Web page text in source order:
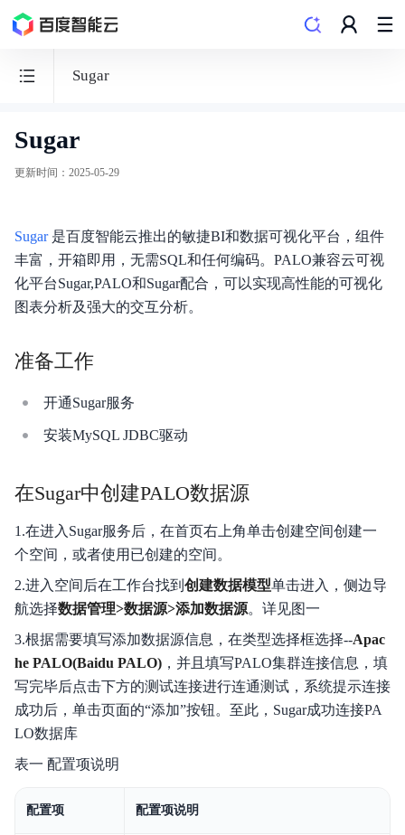
Sugar
数
据
PALO
产品定价
操作手册
开发指南
服务等级协议SLA
SQL手册
Palo for PostgreSQL
Sugar
更新时间 ： 2025-05-29
Sugar是百度智能云推出的敏捷BI和数据可视化平台，组件
丰富，开箱即用，无需SQL和任何编码。PALO兼容云可视
化平台Sugar,PALO和Sugar配合，可以实现高性能的可视化
图表分析及强大的交互分析。
准备工作
开通Sugar服务
安装MySQL JDBC驱动
在Sugar中创建PALO数据源
1.在进入Sugar服务后，在首页右上角单击创建空间创建一
个空间，或者使用已创建的空间。
2.进入空间后在工作台找到 创建数据模型单击进入，侧边导
航选择数据管理>数据源>添加数据源。详见图一
3.根据需要填写添加数据源信息，在类型选择框选择--Apac
he PALO(Baidu PALO) ，并且填写PALO集群连接信息，填
写完毕后点击下方的测试连接进行连通测试，系统提示连接
成功后，单击页面的“添加”按钮。至此，Sugar成功连接PA
LO数据库
表一 配置项说明
配置项 配置项说明